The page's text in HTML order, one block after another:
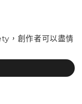
，創作者可以盡情